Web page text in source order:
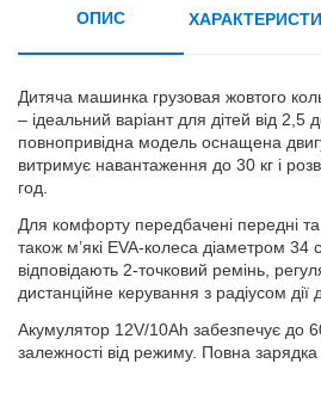
ОПИС
Дитяча машинка грузовая жовтого
– ідеальний варіант для дітей від 2,5
повнопривідна модель оснащена
витримує навантаження до 30 кг і
год.
Для комфорту передбачені передні
також м’які EVA-колеса діаметром 34
відповідають 2-точковий ремінь,
дистанційне керування з радіусом дії
Акумулятор 12V/10Ah забезпечує до
залежності від режиму. Повна